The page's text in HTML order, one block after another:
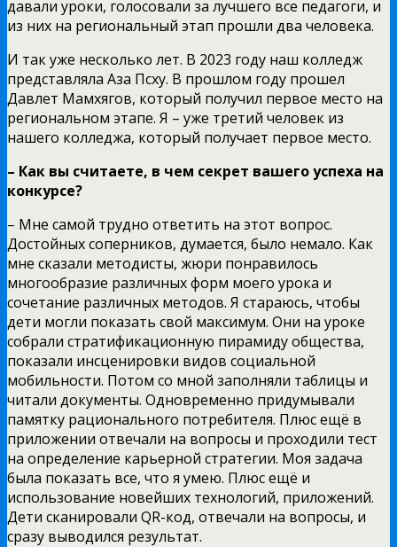
давали уроки, голосовали за лучшего все педагоги, и
из них на региональный этап прошли два человека.
И так уже несколько лет. В 2023 году наш колледж
представляла Аза Псху. В прошлом году прошел
Давлет Мамхягов, который получил первое место на
региональном этапе. Я – уже третий человек из
нашего колледжа, который получает первое место.
– Как вы считаете, в чем секрет вашего успеха на
конкурсе?
– Мне самой трудно ответить на этот вопрос.
Достойных соперников, думается, было немало. Как
мне сказали методисты, жюри понравилось
многообразие различных форм моего урока и
сочетание различных методов. Я стараюсь, чтобы
дети могли показать свой максимум. Они на уроке
собрали стратификационную пирамиду общества,
показали инсценировки видов социальной
мобильности. Потом со мной заполняли таблицы и
читали документы. Одновременно придумывали
памятку рационального потребителя. Плюс ещё в
приложении отвечали на вопросы и проходили тест
на определение карьерной стратегии. Моя задача
была показать все, что я умею. Плюс ещё и
использование новейших технологий, приложений.
Дети сканировали QR-код, отвечали на вопросы, и
сразу выводился результат.